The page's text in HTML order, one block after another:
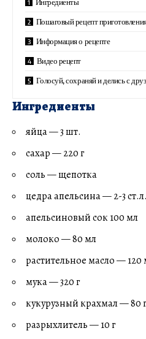
Пошаговый рецепт
Информация о рецепте
Видео рецепт
Голосуй, сохраняй и делись с
Ингредиенты
яйца — 3 шт.
сахар — 220 г
соль — щепотка
цедра апельсина — 2-3 ст.л.
апельсиновый сок 100 мл
молоко — 80 мл
растительное масло — 120
мука — 320 г
кукурузный крахмал — 80 г
разрыхлитель — 10 г